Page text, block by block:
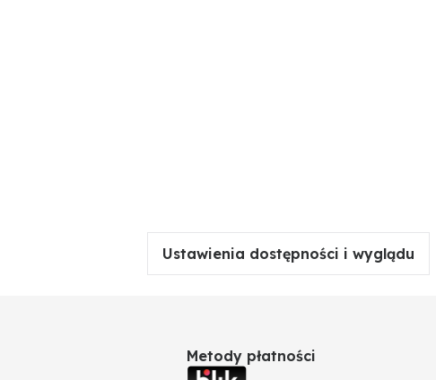
Ustawienia dostępności i wyglądu
Metody płatności